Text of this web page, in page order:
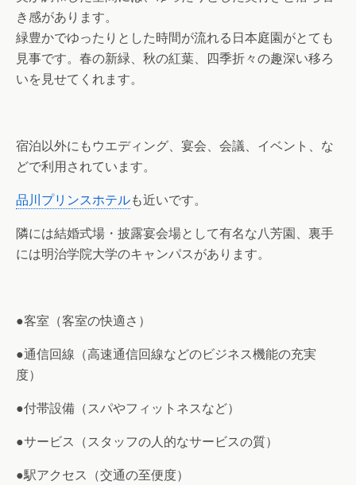
き感があります。
緑豊かでゆったりとした時間が流れる日本庭園がとても
見事です。春の新緑、秋の紅葉、四季折々の趣深い移ろ
いを見せてくれます。
宿泊以外にもウエディング、宴会、会議、イベント、な
どで利用されています。
品川プリンスホテルも近いです。
隣には結婚式場・披露宴会場として有名な八芳園、裏手
には明治学院大学のキャンパスがあります。
●客室（客室の快適さ）
●通信回線（高速通信回線などのビジネス機能の充実
度）
●付帯設備（スパやフィットネスなど）
●サービス（スタッフの人的なサービスの質）
●駅アクセス（交通の至便度）